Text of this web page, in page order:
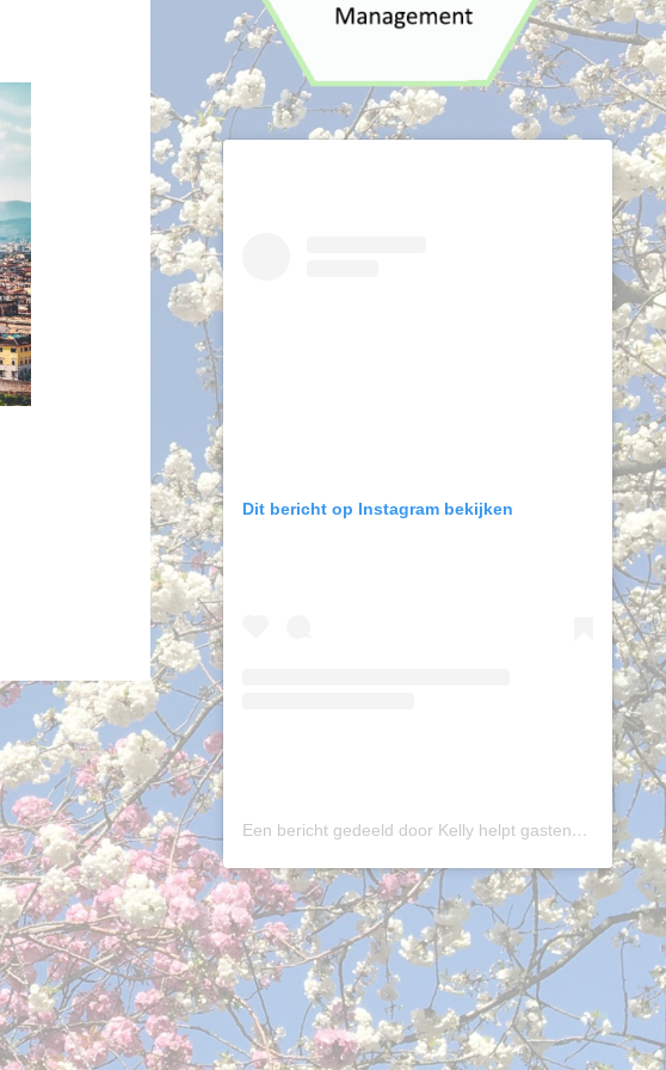
Dit bericht op Instagram bekijken
Een bericht gedeeld door Kelly helpt gastenbedrijven (@khbedrijfsondersteuning)